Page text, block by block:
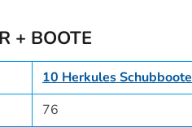
+ BOOTE
10 Herkules Schubboote
76